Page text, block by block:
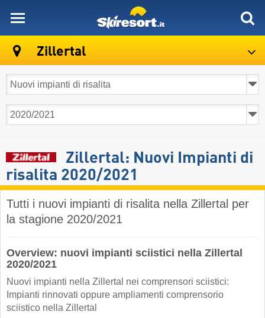
Zillertal
Zillertal: Nuovi Impianti di
risalita 2020/2021
Tutti i nuovi impianti di risalita nella Zillertal per
la stagione 2020/2021
Overview: nuovi impianti sciistici nella Zillertal
2020/2021
Nuovi impianti nella Zillertal nei comprensori sciistici:
Impianti rinnovati oppure ampliamenti comprensorio
sciistico nella Zillertal